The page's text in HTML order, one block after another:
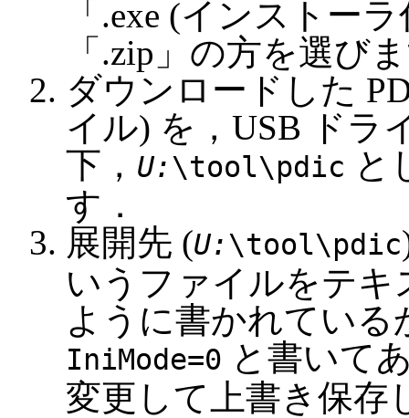
「.exe (インストー
「.zip」の方を選び
ダウンロードした
イル) を，USB ドラ
下， U:\tool\pdic と
す．
展開先 (U:\tool\pdic
いうファイルをテ
ように書かれてい
IniMode=0 と書いて
変更して上書き保存